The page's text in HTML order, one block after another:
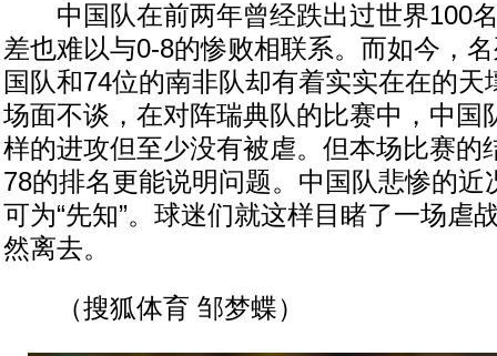
中国队在前两年曾经跌出过世界100
差也难以与0-8的惨败相联系。而如今，
国队和74位的南非队却有着实实在在的天
场面不谈，在对阵瑞典队的比赛中，中国
样的进攻但至少没有被虐。但本场比赛的
78的排名更能说明问题。中国队悲惨的近
可为“先知”。球迷们就这样目睹了一场虐
然离去。
（搜狐体育 邹梦蝶）